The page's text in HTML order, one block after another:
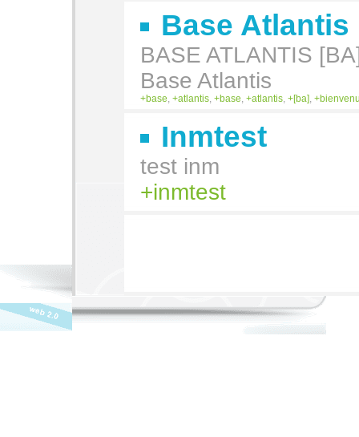
Base Atlantis
BASE ATLANTIS
Base Atlantis
base atlantis base atlantis [ba]
Inmtest
test inm
inmtest